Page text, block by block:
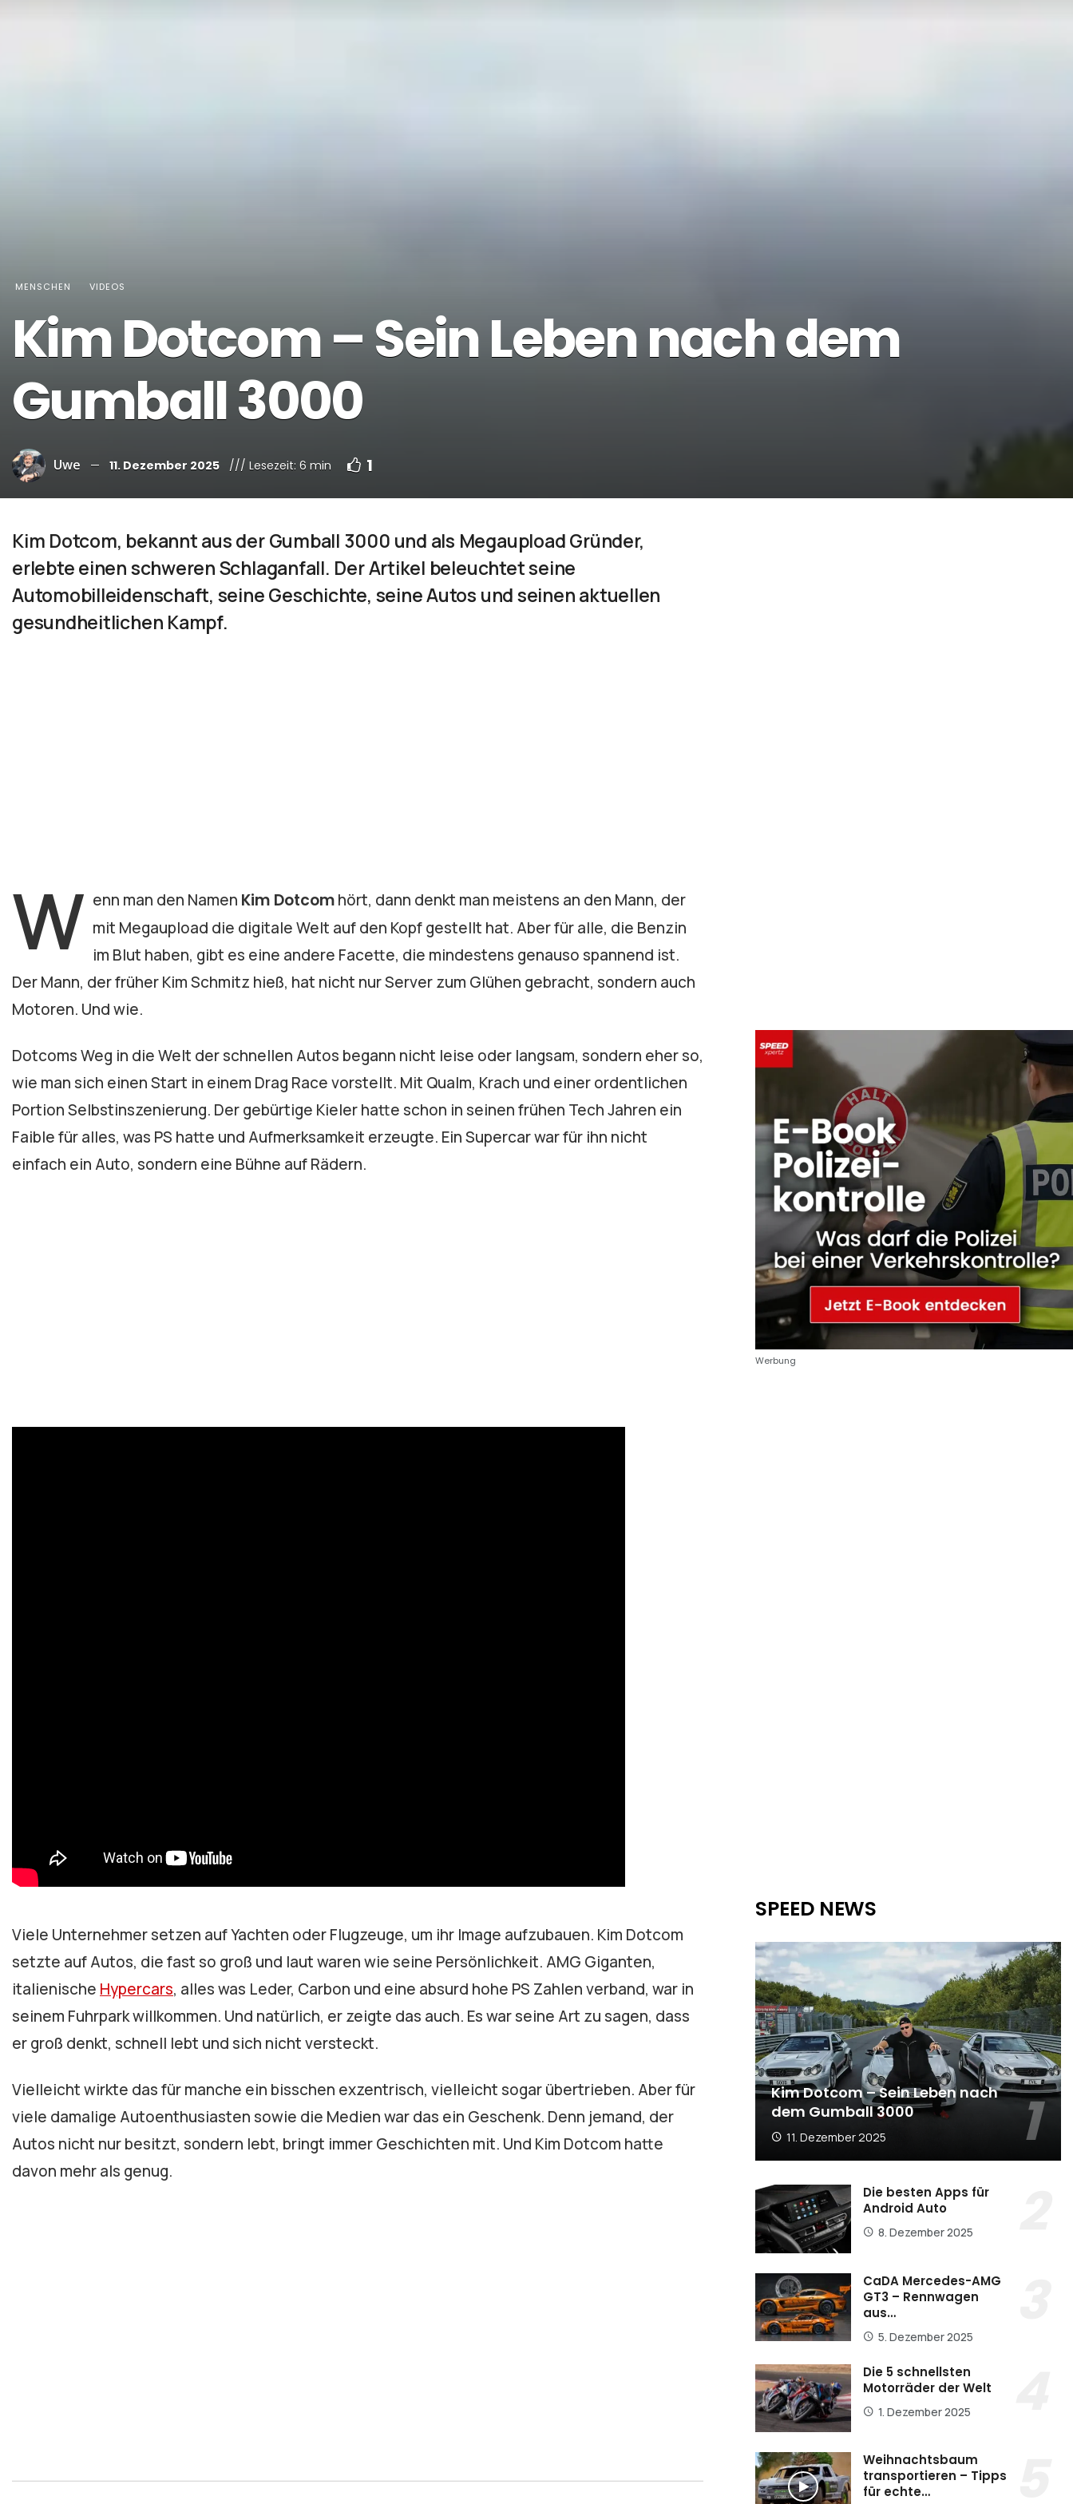
MENSCHEN VIDEOS
Kim Dotcom – Sein Leben nach dem
Gumball 3000
Uwe 11. Dezember 2025 /// Lesezeit: 6 min 1
Kim Dotcom, bekannt aus der Gumball 3000 und als Megaupload Gründer,
erlebte einen schweren Schlaganfall. Der Artikel beleuchtet seine
Automobilleidenschaft, seine Geschichte, seine Autos und seinen aktuellen
gesundheitlichen Kampf.
W enn man den Namen Kim Dotcomhört, dann denkt man meistens an den Mann, der
mit Megaupload die digitale Welt auf den Kopf gestellt hat. Aber für alle, die Benzin
im Blut haben, gibt es eine andere Facette, die mindestens genauso spannend ist.
Der Mann, der früher Kim Schmitz hieß, hat nicht nur Server zum Glühen gebracht, sondern auch
Motoren. Und wie.
Dotcoms Weg in die Welt der schnellen Autos begann nicht leise oder langsam, sondern eher so,
wie man sich einen Start in einem Drag Race vorstellt. Mit Qualm, Krach und einer ordentlichen
Portion Selbstinszenierung. Der gebürtige Kieler hatte schon in seinen frühen Tech Jahren ein
Faible für alles, was PS hatte und Aufmerksamkeit erzeugte. Ein Supercar war für ihn nicht
einfach ein Auto, sondern eine Bühne auf Rädern.
Viele Unternehmer setzen auf Yachten oder Flugzeuge, um ihr Image aufzubauen. Kim Dotcom
setzte auf Autos, die fast so groß und laut waren wie seine Persönlichkeit. AMG Giganten,
italienische Hypercars, alles was Leder, Carbon und eine absurd hohe PS Zahlen verband, war in
seinem Fuhrpark willkommen. Und natürlich, er zeigte das auch. Es war seine Art zu sagen, dass
er groß denkt, schnell lebt und sich nicht versteckt.
Vielleicht wirkte das für manche ein bisschen exzentrisch, vielleicht sogar übertrieben. Aber für
viele damalige Autoenthusiasten sowie die Medien war das ein Geschenk. Denn jemand, der
Autos nicht nur besitzt, sondern lebt, bringt immer Geschichten mit. Und Kim Dotcom hatte
davon mehr als genug.
Werbung
SPEED NEWS
Kim Dotcom – Sein Leben nach
dem Gumball 3000
11. Dezember 2025
Die besten Apps für
Android Auto
8. Dezember 2025
CaDA Mercedes-AMG
GT3 – Rennwagen
aus…
5. Dezember 2025
Die 5 schnellsten
Motorräder der Welt
1. Dezember 2025
Weihnachtsbaum
transportieren – Tipps
für echte…